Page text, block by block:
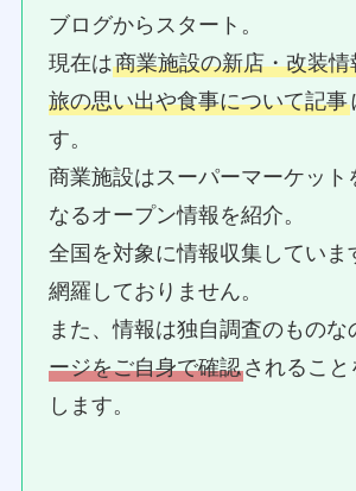
ブログからスタート。
現在は商業施設の新店・改装
旅の思い出や食事について記事
す。
商業施設はスーパーマーケット
なるオープン情報を紹介。
全国を対象に情報収集していま
網羅しておりません。
また、情報は独自調査のものな
ージをご自身で確認されるこ
します。